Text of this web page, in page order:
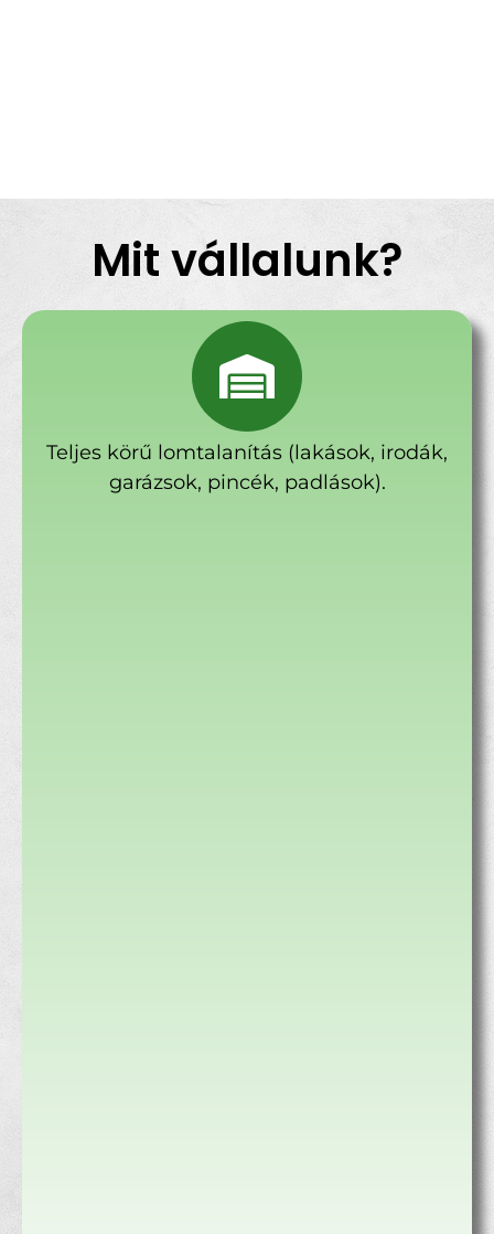
Mit vállalunk?
Teljes körű lomtalanítás (lakások, irodák,
garázsok, pincék, padlások).